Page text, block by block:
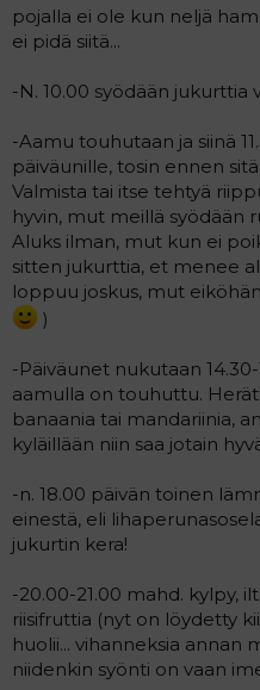
pojalla ei ole kun neljä
ei pidä siitä...
-N. 10.00 syödään jukurttia
-Aamu touhutaan ja siinä
päiväunille, tosin ennen
Valmista tai itse tehtyä
hyvin, mut meillä syödään
Aluks ilman, mut kun ei
sitten jukurttia, et menee
loppuu joskus, mut
)
-Päiväunet nukutaan
aamulla on touhuttu.
banaania tai mandariinia,
kyläillään niin saa jotain
-n. 18.00 päivän toinen
einestä, eli
jukurtin kera!
-20.00-21.00 mahd. kylpy,
riisifruttia (nyt on löydetty
huolii... vihanneksia annan
niidenkin syönti on vaan